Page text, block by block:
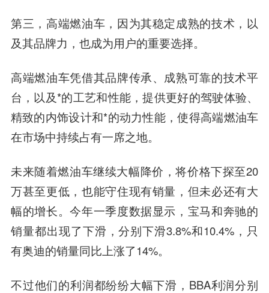
第三，高端燃油车，因为其稳定成熟的技术，以
及其品牌力，也成为用户的重要选择。
高端燃油车凭借其品牌传承、成熟可靠的技术平
台，以及*的工艺和性能，提供更好的驾驶体验、
精致的内饰设计和*的动力性能，使得高端燃油车
在市场中持续占有一席之地。
未来随着燃油车继续大幅降价，将价格下探至20
万甚至更低，也能守住现有销量，但未必还有大
幅的增长。今年一季度数据显示，宝马和奔驰的
销量都出现了下滑，分别下滑3.8%和10.4%，只
有奥迪的销量同比上涨了14%。
不过他们的利润都纷纷大幅下滑，BBA利润分别